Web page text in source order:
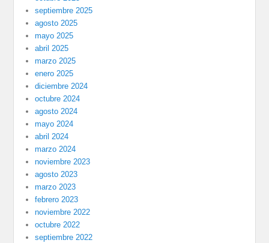
septiembre 2025
agosto 2025
mayo 2025
abril 2025
marzo 2025
enero 2025
diciembre 2024
octubre 2024
agosto 2024
mayo 2024
abril 2024
marzo 2024
noviembre 2023
agosto 2023
marzo 2023
febrero 2023
noviembre 2022
octubre 2022
septiembre 2022